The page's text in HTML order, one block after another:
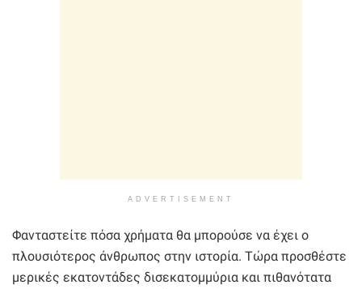
ADVERTISEMENT
Φανταστείτε πόσα χρήματα θα μπορούσε να έχει ο
πλουσιότερος άνθρωπος στην ιστορία. Τώρα προσθέστε
μερικές εκατοντάδες δισεκατομμύρια και πιθανότατα